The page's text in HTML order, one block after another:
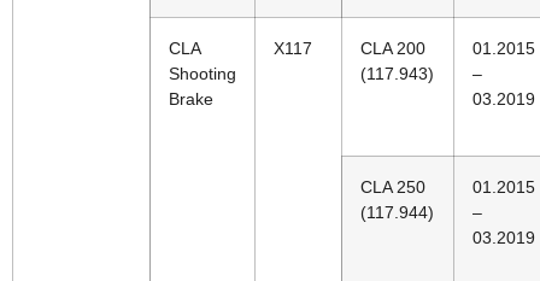
CLA
Shooting
Brake
X117
CLA 200
(117.943)
01.2015
–
03.2019
CLA 250
(117.944)
01.2015
–
03.2019